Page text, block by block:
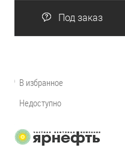
Под заказ
В избранное
Недоступно